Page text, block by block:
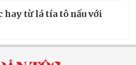
hay từ lá tía tô nấu với